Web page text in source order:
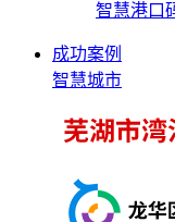
智慧港口
成功案例
智慧城市